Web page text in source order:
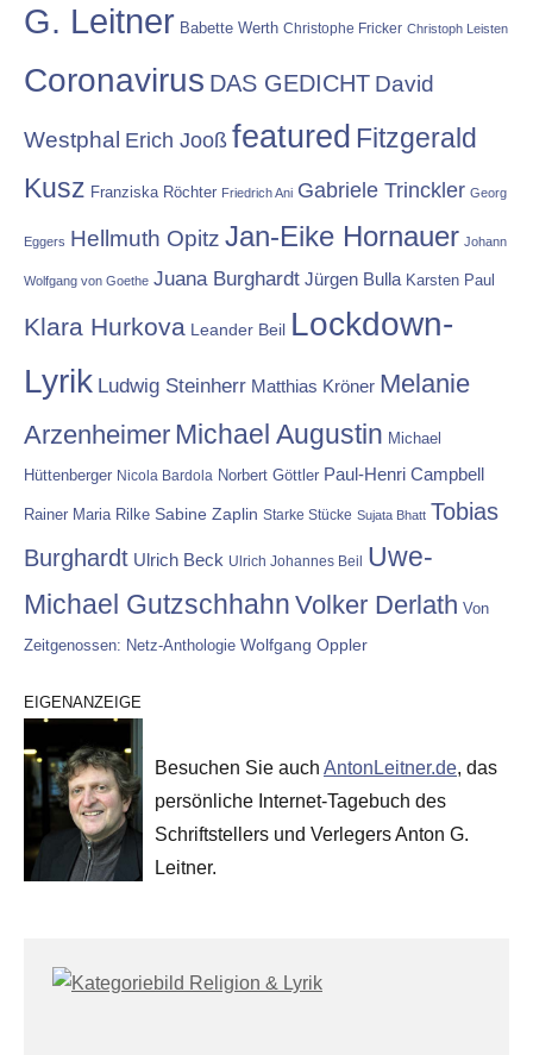
G. Leitner Babette Werth Christophe Fricker Christoph Leisten
Coronavirus DAS GEDICHT David
Westphal Erich Jooß featured Fitzgerald
Kusz Franziska Röchter Friedrich Ani Gabriele Trinckler Georg
Eggers Hellmuth Opitz Jan-Eike Hornauer Johann
Wolfgang von Goethe Juana Burghardt Jürgen Bulla Karsten Paul
Klara Hurkova Leander Beil Lockdown-
Lyrik Ludwig Steinherr Matthias Kröner Melanie
Arzenheimer Michael Augustin Michael
Hüttenberger Nicola Bardola Norbert Göttler Paul-Henri Campbell
Rainer Maria Rilke Sabine Zaplin Starke Stücke Sujata Bhatt Tobias
Burghardt Ulrich Beck Ulrich Johannes Beil
Uwe-
Michael Gutzschhahn Volker Derlath Von
Zeitgenossen: Netz-Anthologie Wolfgang Oppler
EIGENANZEIGE
Besuchen Sie auch AntonLeitner.de, das
persönliche Internet-Tagebuch des
Schriftstellers und Verlegers Anton G.
Leitner.